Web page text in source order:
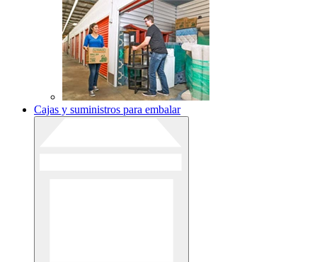
Cajas y suministros para embalar